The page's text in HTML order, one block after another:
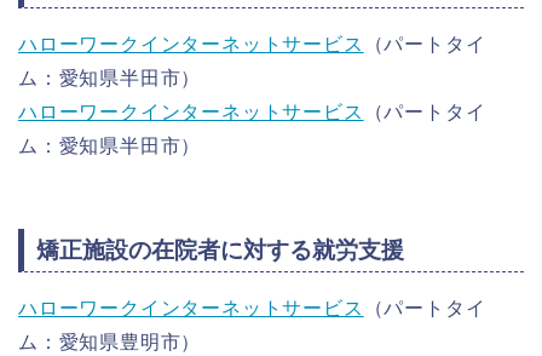
ハローワークインターネットサービス
（パートタイ
ム：愛知県半田市）
ハローワークインターネットサービス
（パートタイ
ム：愛知県半田市）
矯正施設の在院者に対する就労支援
ハローワークインターネットサービス
（パートタイ
ム：愛知県豊明市）